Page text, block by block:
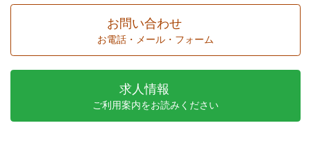
お問い合わせ
お電話・メール・フォーム
求人情報
ご利用案内をお読みください